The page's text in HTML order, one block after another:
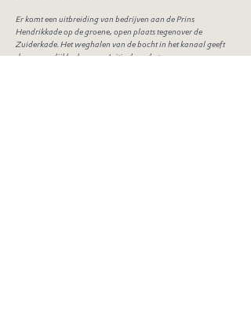
Er komt een uitbreiding van bedrijven aan de Prins
Hendrikkade op de groene, open plaats tegenover de
Zuiderkade. Het weghalen van de bocht in het kanaal geeft
daar mogelijkheden voor. Initieel zou het gaan om een